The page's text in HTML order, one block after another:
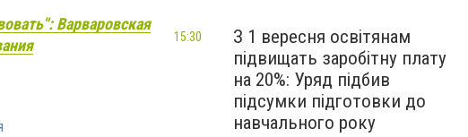
Варваровская
З 1 вересня освітянам
підвищать заробітну плату
на 20%: Уряд підбив
підсумки підготовки до
навчального року
15:30